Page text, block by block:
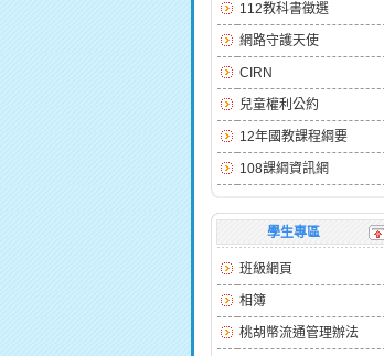
112教科書徵選
網路守護天使
CIRN
兒童權利公約
12年國教課程綱要
108課綱資訊網
學生專區
班級網頁
相簿
桃胡幣流通管理辦法